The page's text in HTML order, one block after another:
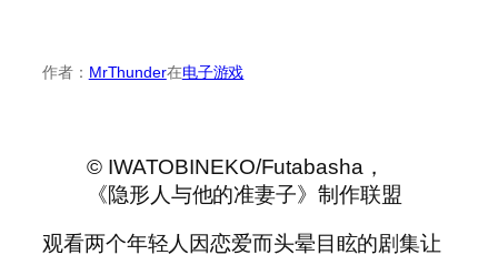
作者： MrThunder在电子游戏
© IWATOBINEKO/Futabasha，
《隐形人与他的准妻子》制作联盟
观看两个年轻人因恋爱而头晕目眩的剧集让